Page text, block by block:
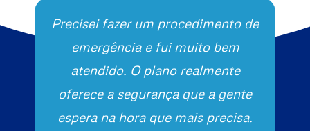
Precisei fazer um procedimento de
emergência e fui muito bem
atendido. O plano realmente
oferece a segurança que a gente
espera na hora que mais precisa.